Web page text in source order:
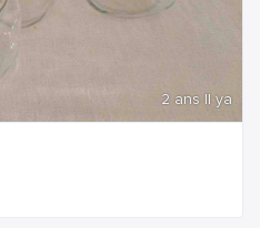
2 ans Il ya